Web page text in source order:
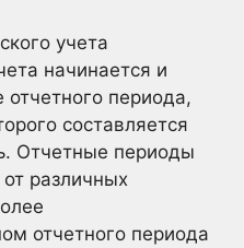
учета
начинается и
отчетного периода,
составляется
Отчетные периоды
различных
отчетного периода